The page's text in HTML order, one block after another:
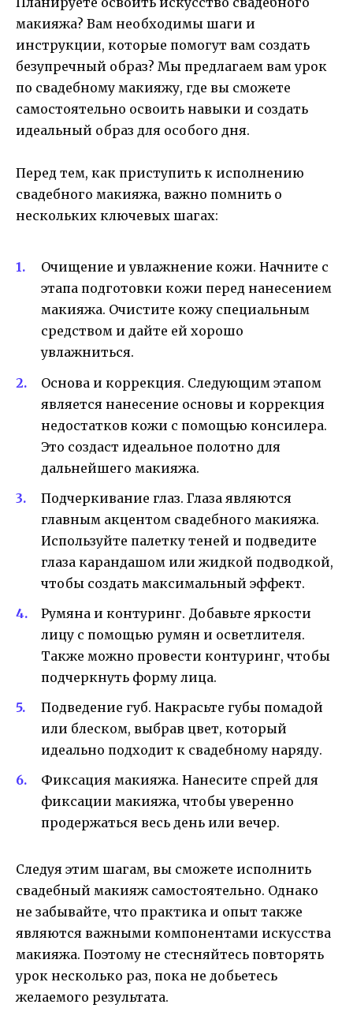
макияжа? Вам необходимы шаги и
инструкции, которые помогут вам создать
безупречный образ? Мы предлагаем вам урок
по свадебному макияжу, где вы сможете
самостоятельно освоить навыки и создать
идеальный образ для особого дня.
Перед тем, как приступить к исполнению
свадебного макияжа, важно помнить о
нескольких ключевых шагах:
Очищение и увлажнение кожи. Начните с
этапа подготовки кожи перед нанесением
макияжа. Очистите кожу специальным
средством и дайте ей хорошо
увлажниться.
Основа и коррекция. Следующим этапом
является нанесение основы и коррекция
недостатков кожи с помощью консилера.
Это создаст идеальное полотно для
дальнейшего макияжа.
Подчеркивание глаз. Глаза являются
главным акцентом свадебного макияжа.
Используйте палетку теней и подведите
глаза карандашом или жидкой подводкой,
чтобы создать максимальный эффект.
Румяна и контуринг. Добавьте яркости
лицу с помощью румян и осветлителя.
Также можно провести контуринг, чтобы
подчеркнуть форму лица.
Подведение губ. Накрасьте губы помадой
или блеском, выбрав цвет, который
идеально подходит к свадебному наряду.
Фиксация макияжа. Нанесите спрей для
фиксации макияжа, чтобы уверенно
продержаться весь день или вечер.
Следуя этим шагам, вы сможете исполнить
свадебный макияж самостоятельно. Однако
не забывайте, что практика и опыт также
являются важными компонентами искусства
макияжа. Поэтому не стесняйтесь повторять
урок несколько раз, пока не добьетесь
желаемого результата.